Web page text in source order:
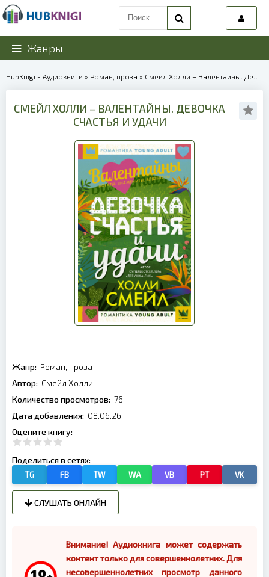
Жанры
HubKnigi - Аудиокниги » Роман, проза » Смейл Холли – Валентайны. Девочка счастья и удачи | 40130
СМЕЙЛ ХОЛЛИ – ВАЛЕНТАЙНЫ. ДЕВОЧКА
СЧАСТЬЯ И УДАЧИ
Жанр: Роман, проза
Автор: Смейл Холли
Количество просмотров: 76
Дата добавления: 08.06.26
Оцените книгу:
Поделиться в сетях:
TG FB TW WA VB PT VK
СЛУШАТЬ ОНЛАЙН
Внимание! Аудиокнига может содержать
контент только для совершеннолетних. Для
несовершеннолетних просмотр данного